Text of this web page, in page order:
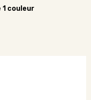
1 couleur